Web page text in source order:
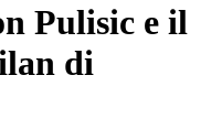
Pulisic e il
di